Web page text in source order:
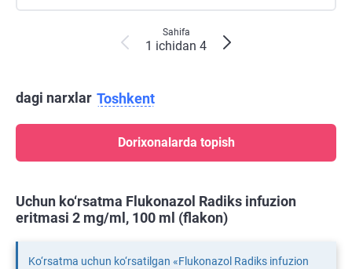
Sahifa
1 ichidan 4
dagi narxlar Toshkent
Dorixonalarda topish
Uchun ko‘rsatma Flukonazol Radiks infuzion
eritmasi 2 mg/ml, 100 ml (flakon)
Ko‘rsatma uchun ko‘rsatilgan «Flukonazol Radiks infuzion